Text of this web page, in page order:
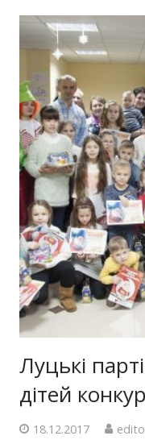
Луцькі
дітей
18.12.2017